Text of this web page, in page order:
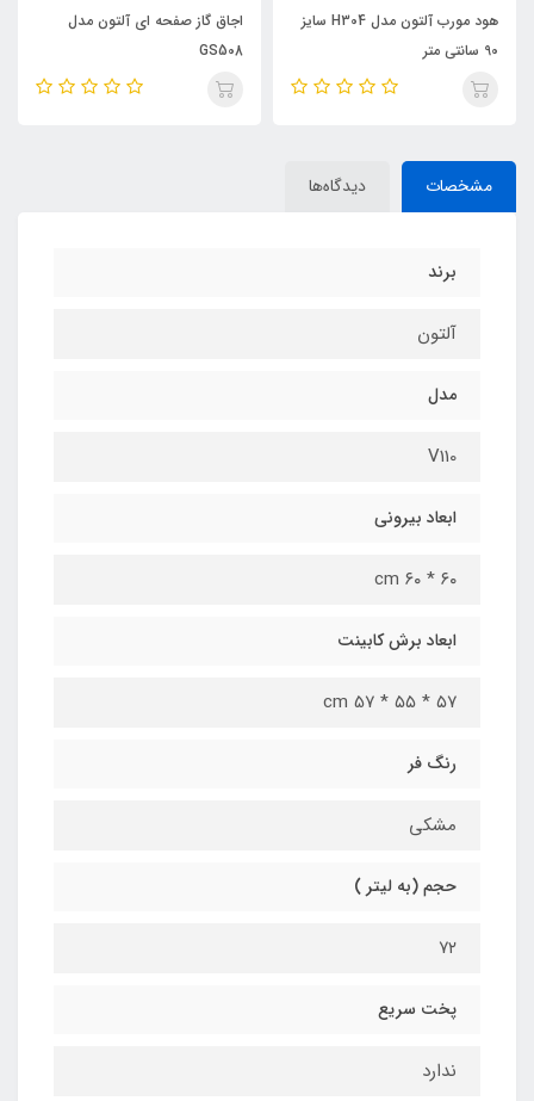
هود مورب آلتون مدل H304 سایز
90 سانتی متر
اجاق گاز صفحه ای آلتون مدل
GS508
مشخصات دیدگاه‌ها
برند
آلتون
مدل
V110
ابعاد بیرونی
۶۰ * ۶۰ cm
ابعاد برش کابینت
۵۷ * ۵۵ * 5۷ cm
رنگ فر
مشکی
حجم (به لیتر )
۷۲
پخت سریع
ندارد